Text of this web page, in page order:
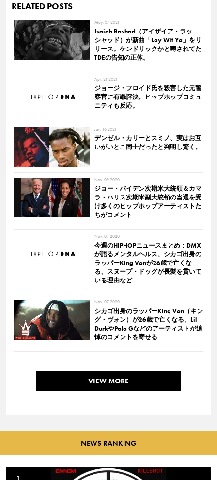
RELATED POSTS
May. 07 2021
Isaiah Rashad（アイザイア・ラッ
シャッド）が新曲「Lay Wit Ya」をリ
リース。ケンドリックかと噂されてた
TDEの告知の正体。
Apr. 21 2021
ジョージ・フロイド氏を殺害した元警
察官に有罪評決。ヒップホップコミュ
ニティも反応。
Jan. 16 2021
デンゼル・カリーとスミノ、実はお互
いがいとこ同士だったと判明し驚く。
Nov. 09 2020
ジョー・バイデン次期米大統領＆カマ
ラ・ハリス次期米副大統領の当選を受
け多くのヒップホップアーティストた
ちがコメント
Nov. 07 2020
今週のHIPHOPニュースまとめ：DMX
が語るメンタルヘルス、シカゴ出身の
ラッパーKing Vonが26歳で亡くな
る、スヌープ・ドッグが長髪を貫いて
いる理由など
Nov. 07 2020
シカゴ出身のラッパーKing Von（キン
グ・ヴォン）が26歳で亡くなる。Lil
DurkやPolo Gなどのアーティストが追
悼のコメントを寄せる
VIEW MORE
NEWS RANKING